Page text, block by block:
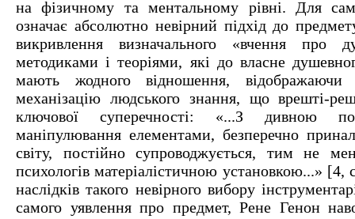
на фізичному та ментальному рівні. Для
означає абсолютно невірний підхід до
викривлення визначального «вчення про
методиками і теоріями, які до власне
мають жодного відношення, відображаючи
механізацію людського знання, що врешті-
ключової суперечності: «...З дивною
маніпулювання елементами, безперечно
світу, постійно супроводжується, тим не
психологів матеріалістичною установкою...» [4,
наслідків такого невірного вибору
самого уявлення про предмет, Рене Генон